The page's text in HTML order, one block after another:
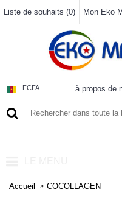
Liste de souhaits (0) Mon Eko
FCFA à propos de
Accueil COCOLLAGEN